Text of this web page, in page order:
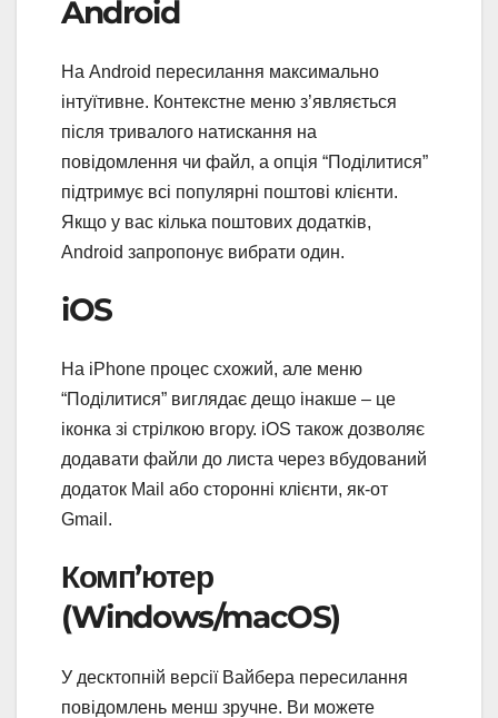
Android
На Android пересилання максимально
інтуїтивне. Контекстне меню з’являється
після тривалого натискання на
повідомлення чи файл, а опція “Поділитися”
підтримує всі популярні поштові клієнти.
Якщо у вас кілька поштових додатків,
Android запропонує вибрати один.
iOS
На iPhone процес схожий, але меню
“Поділитися” виглядає дещо інакше – це
іконка зі стрілкою вгору. iOS також дозволяє
додавати файли до листа через вбудований
додаток Mail або сторонні клієнти, як-от
Gmail.
Комп’ютер
(Windows/macOS)
У десктопній версії Вайбера пересилання
повідомлень менш зручне. Ви можете